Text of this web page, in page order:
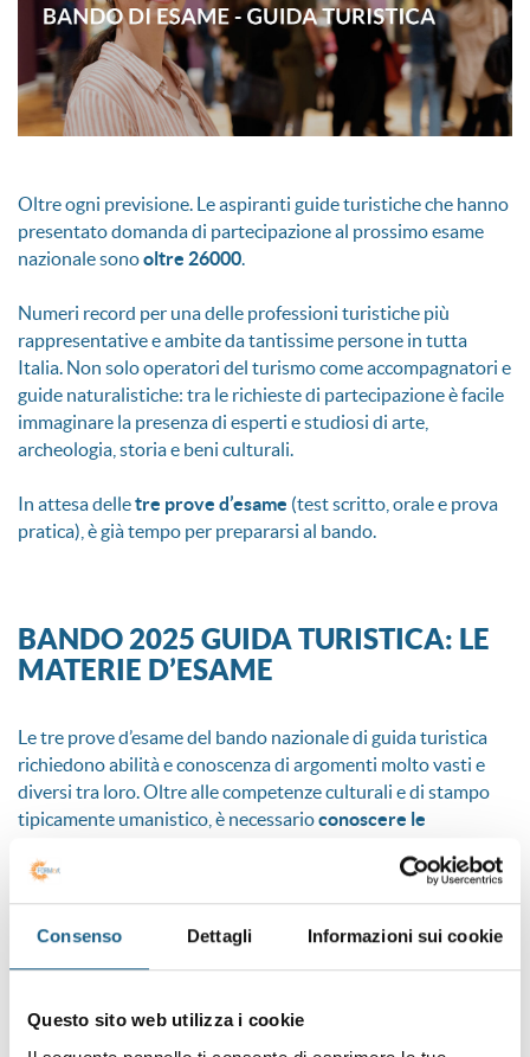
Consenso Dettagli Informazioni sui cookie
Questo sito web utilizza i cookie
Oltre ogni previsione. Le aspiranti guide turistiche che hanno
presentato domanda di partecipazione al prossimo esame
nazionale sonooltre 26000.
Numeri record per una delle professioni turistiche più
rappresentative e ambite da tantissime persone in tutta
Italia. Non solo operatori del turismo come accompagnatori e
guide naturalistiche: tra le richieste di partecipazione è facile
immaginare la presenza di esperti e studiosi di arte,
archeologia, storia e beni culturali.
In attesa delletre prove d’esame (test scritto, orale e prova
pratica), è già tempo per prepararsi al bando.
BANDO 2025 GUIDA TURISTICA: LE
MATERIE D’ESAME
Le tre prove d’esame del bando nazionale di guida turistica
richiedono abilità e conoscenza di argomenti molto vasti e
diversi tra loro. Oltre alle competenze culturali e di stampo
tipicamente umanistico, è necessarioconoscere le
turistiche.
Per affrontare con successo l’esame servirà dunque
storia dell’arte